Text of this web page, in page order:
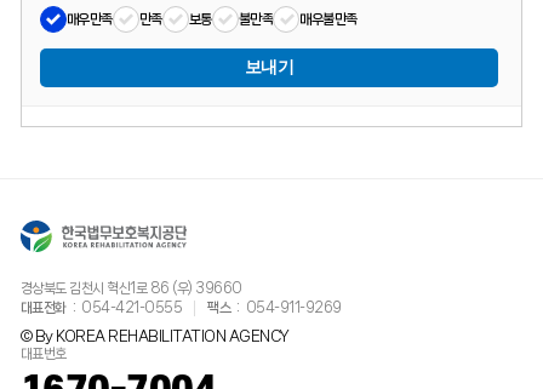
매우만족 만족 보통 불만족 매우불만족
보내기
경상북도 김천시 혁신1로 86 (우) 39660
대표전화
054-421-0555 팩스 054-911-9269
© By KOREA REHABILITATION AGENCY
대표번호